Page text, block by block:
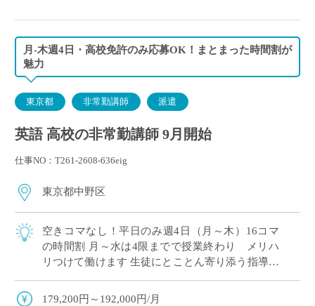
月-木週4日・高校免許のみ応募OK！まとまった時間割が
魅力
東京都 非常勤講師 派遣
英語 高校の非常勤講師 9月開始
仕事NO：T261-2608-636eig
東京都中野区
空きコマなし！平日のみ週4日（月～木）16コマ
の時間割 月～水は4限までで授業終わり メリハ
リつけて働けます 生徒にとことん寄り添う指導が
る先生が多い学校
179,200円～192,000円/月